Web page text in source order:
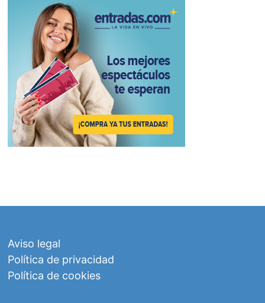
Aviso legal
Política de privacidad
Política de cookies